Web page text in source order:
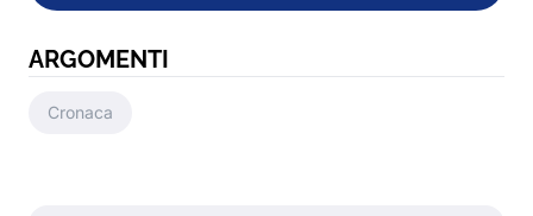
ARGOMENTI
Cronaca